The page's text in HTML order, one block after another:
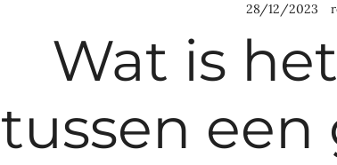
28/12/2023
Wat is
tussen